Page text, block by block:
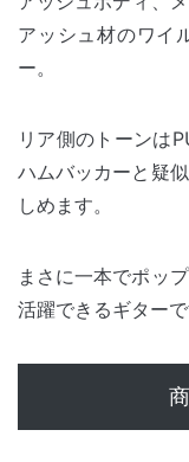
アッシュ材のワイ
ー。
リア側のトーンは
ハムバッカーと疑
しめます。
まさに一本でポッ
活躍できるギターで